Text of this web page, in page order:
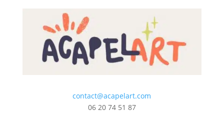
contact@acapelart.com
06 20 74 51 87